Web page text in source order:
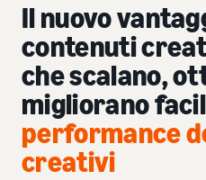
Il nuovo
contenuti
che scalano,
migliorano
performance
creativi